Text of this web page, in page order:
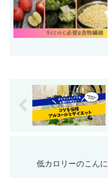
低カロリーのこん